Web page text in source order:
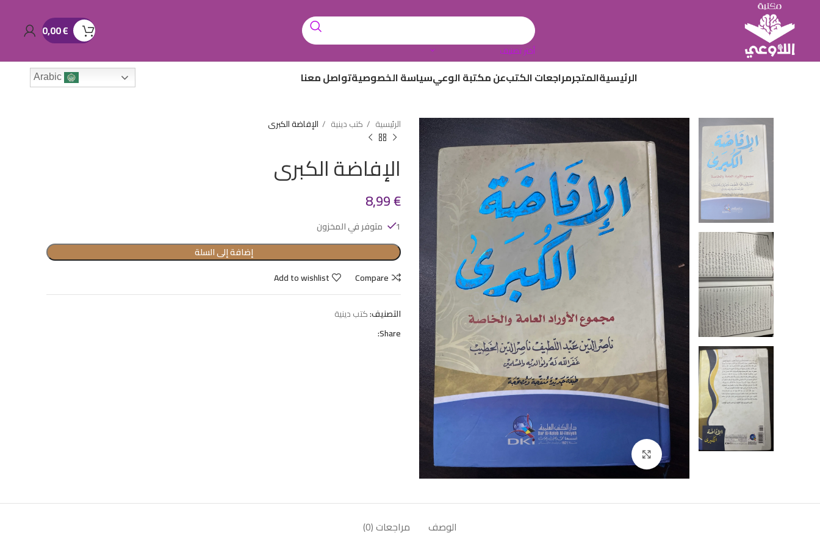
أختر تصنيف
0,00€
الرئيسيةالمتجرمراجعات الكتبعن مكتبة الوعيسياسة الخصوصيةتواصل معنا Arabic
Click to enlarge
الرئيسية كتب دينية الإفاضة الكبرى
الإفاضة الكبرى
8,99€
1 متوفر في المخزون
إضافة إلى السلة
Compare
Add to wishlist
التصنيف:كتب دينية
Share:
الوصف مراجعات (0)